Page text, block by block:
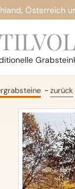
Österreich
zurück